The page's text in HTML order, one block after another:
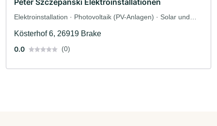
Elektroinstallation · Photovoltaik (PV-Anlagen) · Solar und
Kösterhof 6, 26919 Brake
0.0
(0)